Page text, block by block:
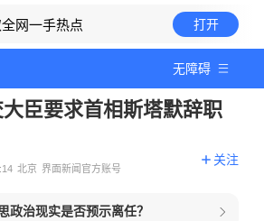
全网一手热点 打开
无障碍
臣要求首相斯塔默辞职
北京 界面新闻官方账号
关注
政治现实是否预示离任？